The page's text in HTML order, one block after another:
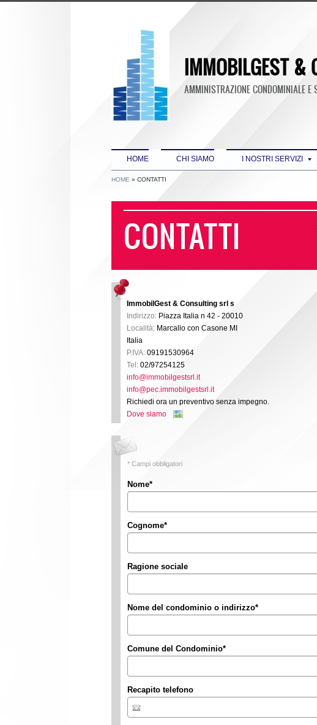
IMMOBILGEST &
AMMINISTRAZIONE CONDOMINIALE
HOME CHI SIAMO I NOSTRI SERVIZI
HOME » CONTATTI
CONTATTI
ImmobilGest & Consulting srl s
Indirizzo: Piazza Italia n 42 - 20010
Località: Marcallo con Casone MI
Italia
P.IVA: 09191530964
Tel: 02/97254125
info@immobilgestsrl.it
info@pec.immobilgestsrl.it
Richiedi ora un preventivo senza impegno.
Dove siamo
* Campi obbligatori
Nome*
Cognome*
Ragione sociale
Nome del condominio o indirizzo*
Comune del Condominio*
Recapito telefono